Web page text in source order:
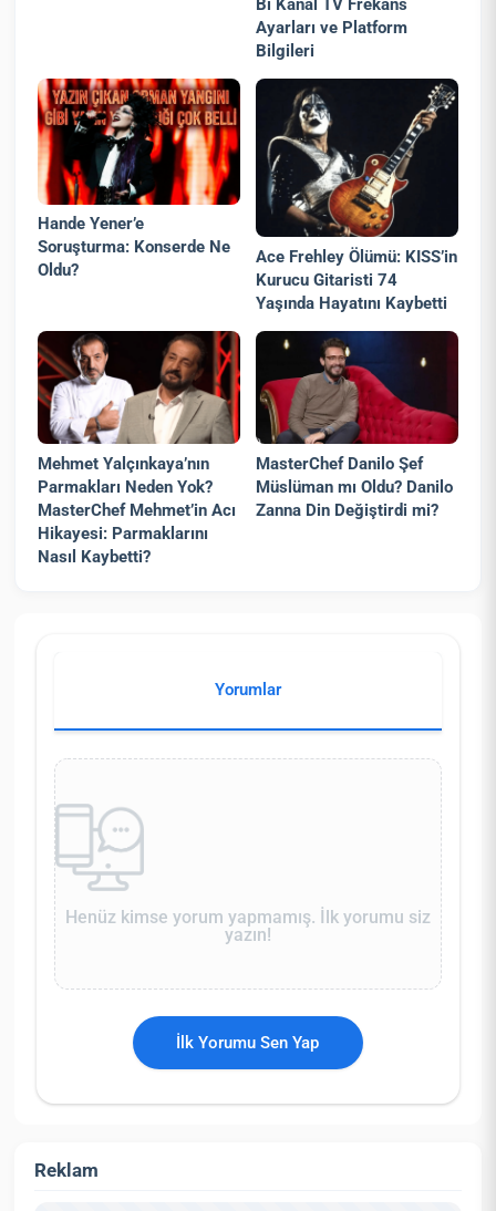
Ayarları ve Platform
Bilgileri
Hande Yener’e
Soruşturma: Konserde Ne
Oldu?
Ace Frehley Ölümü: KISS’in
Kurucu Gitaristi 74
Yaşında Hayatını Kaybetti
Mehmet Yalçınkaya’nın
Parmakları Neden Yok?
MasterChef Mehmet’in Acı
Hikayesi: Parmaklarını
Nasıl Kaybetti?
MasterChef Danilo Şef
Müslüman mı Oldu? Danilo
Zanna Din Değiştirdi mi?
Yorumlar
Henüz kimse yorum yapmamış. İlk yorumu siz
yazın!
İlk Yorumu Sen Yap
Reklam